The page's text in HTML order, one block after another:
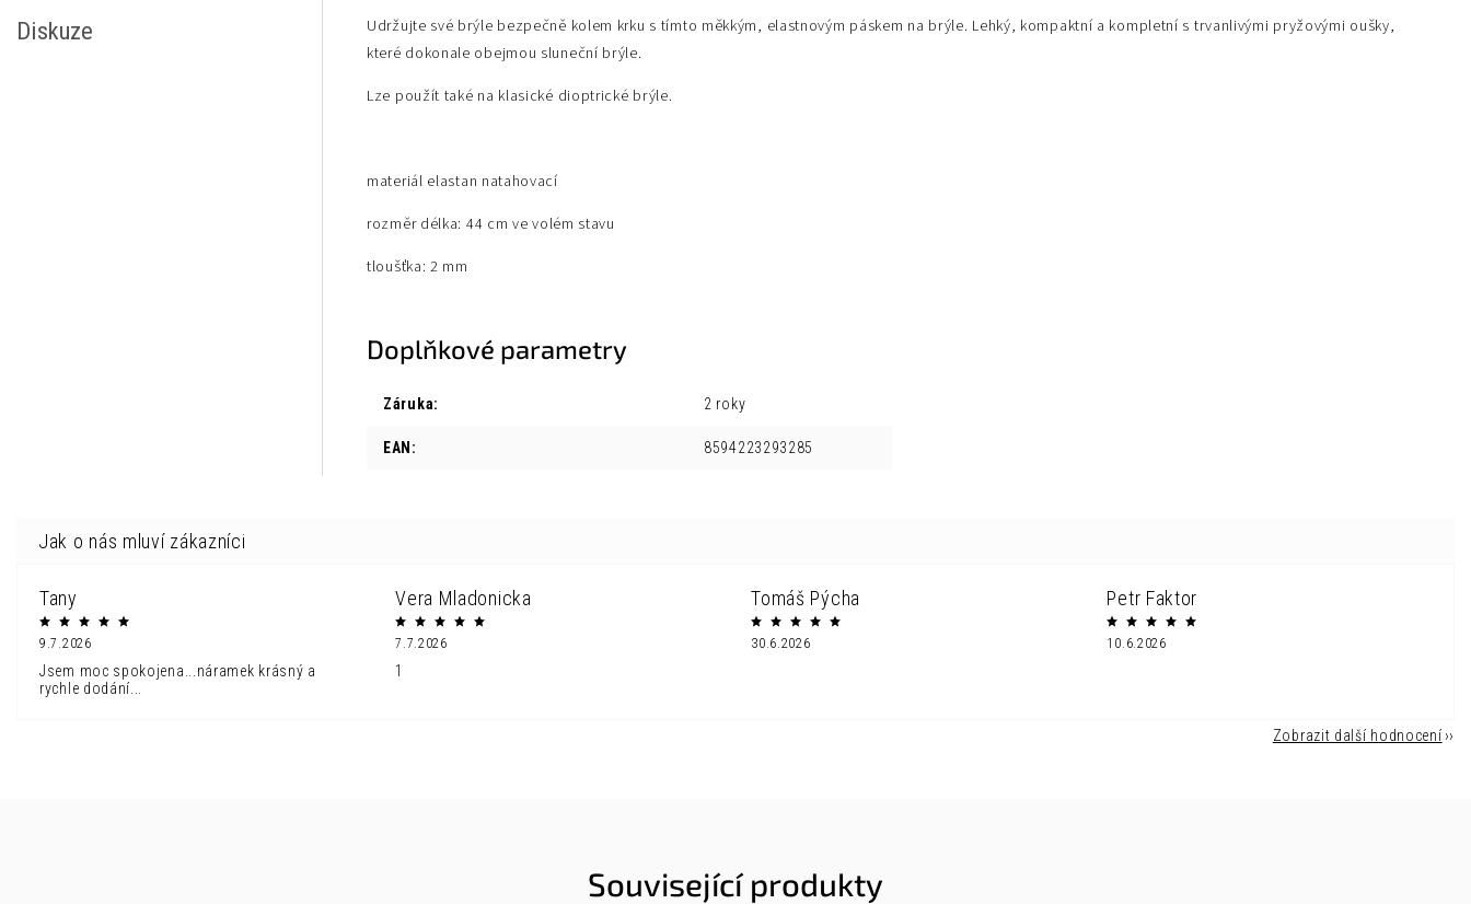
Diskuze
Udržujte své brýle bezpečně kolem krku s tímto měkkým, elastnovým páskem na brýle. Lehký, kompaktní a kompletní s trvanlivými pryžovými oušky,
které dokonale obejmou sluneční brýle.
Lze použít také na klasické dioptrické brýle.
materiál elastan natahovací
rozměr délka: 44 cm ve volém stavu
tloušťka: 2 mm
Doplňkové parametry
Záruka: 2 roky
EAN : 8594223293285
Tany
9.7.2026
Jsem moc spokojena...náramek krásný a
rychle dodání...
Vera Mladonicka
7.7.2026
1
Tomáš Pýcha
30.6.2026
Petr Faktor
10.6.2026
Zobrazit další hodnocení
Související produkty